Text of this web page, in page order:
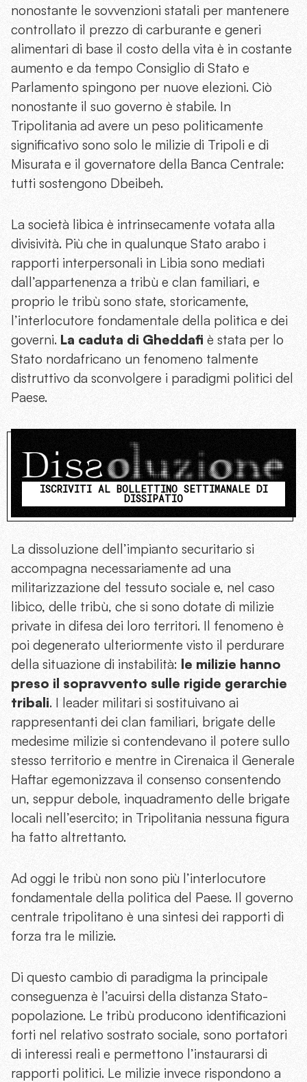
nonostante le sovvenzioni statali per mantenere
controllato il prezzo di carburante e generi
alimentari di base il costo della vita è in costante
aumento e da tempo Consiglio di Stato e
Parlamento spingono per nuove elezioni. Ciò
nonostante il suo governo è stabile. In
Tripolitania ad avere un peso politicamente
significativo sono solo le milizie di Tripoli e di
Misurata e il governatore della Banca Centrale:
tutti sostengono Dbeibeh.
La società libica è intrinsecamente votata alla
divisività. Più che in qualunque Stato arabo i
rapporti interpersonali in Libia sono mediati
dall’appartenenza a tribù e clan familiari, e
proprio le tribù sono state, storicamente,
l’interlocutore fondamentale della politica e dei
governi. La caduta di Gheddafi è stata per lo
Stato nordafricano un fenomeno talmente
distruttivo da sconvolgere i paradigmi politici del
Paese.
ISCRIVITI AL BOLLETTINO SETTIMANALE DI
DISSIPATIO
La dissoluzione dell’impianto securitario si
accompagna necessariamente ad una
militarizzazione del tessuto sociale e, nel caso
libico, delle tribù, che si sono dotate di milizie
private in difesa dei loro territori. Il fenomeno è
poi degenerato ulteriormente visto il perdurare
della situazione di instabilità: le milizie hanno
preso il sopravvento sulle rigide gerarchie
tribali. I leader militari si sostituivano ai
rappresentanti dei clan familiari, brigate delle
medesime milizie si contendevano il potere sullo
stesso territorio e mentre in Cirenaica il Generale
Haftar egemonizzava il consenso consentendo
un, seppur debole, inquadramento delle brigate
locali nell’esercito; in Tripolitania nessuna figura
ha fatto altrettanto.
Ad oggi le tribù non sono più l’interlocutore
fondamentale della politica del Paese. Il governo
centrale tripolitano è una sintesi dei rapporti di
forza tra le milizie.
Di questo cambio di paradigma la principale
conseguenza è l’acuirsi della distanza Stato-
popolazione. Le tribù producono identificazioni
forti nel relativo sostrato sociale, sono portatori
di interessi reali e permettono l’instaurarsi di
rapporti politici. Le milizie invece rispondono a